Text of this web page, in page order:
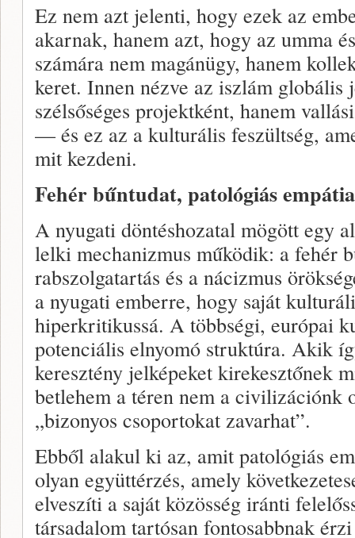
Ez nem azt jelenti, hogy ezek az
akarnak, hanem azt, hogy az umma
számára nem magánügy, hanem
keret. Innen nézve az iszlám globális
szélsőséges projektként, hanem
— és ez az a kulturális feszültség,
mit kezdeni.
Fehér bűntudat, patológiás empátia
A nyugati döntéshozatal mögött egy
lelki mechanizmus működik: a fehér
rabszolgatartás és a nácizmus
a nyugati emberre, hogy saját
hiperkritikussá. A többségi, európai
potenciális elnyomó struktúra. Akik
keresztény jelképeket kirekesztőnek
betlehem a téren nem a civilizációnk
„bizonyos csoportokat zavarhat”.
Ebből alakul ki az, amit patológiás
olyan együttérzés, amely
elveszíti a saját közösség iránti
társadalom tartósan fontosabbnak